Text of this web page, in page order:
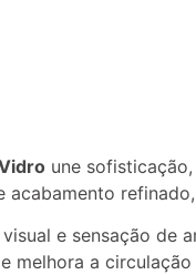
une
acabamento
e sensação de
melhora a